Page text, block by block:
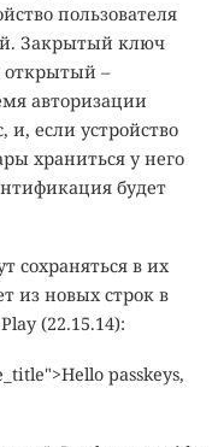
пользователя
Закрытый ключ
открытый –
авторизации
и, если устройство
храниться у него
будет
сохраняться в их
из новых строк в
(22.15.14):
passkeys,